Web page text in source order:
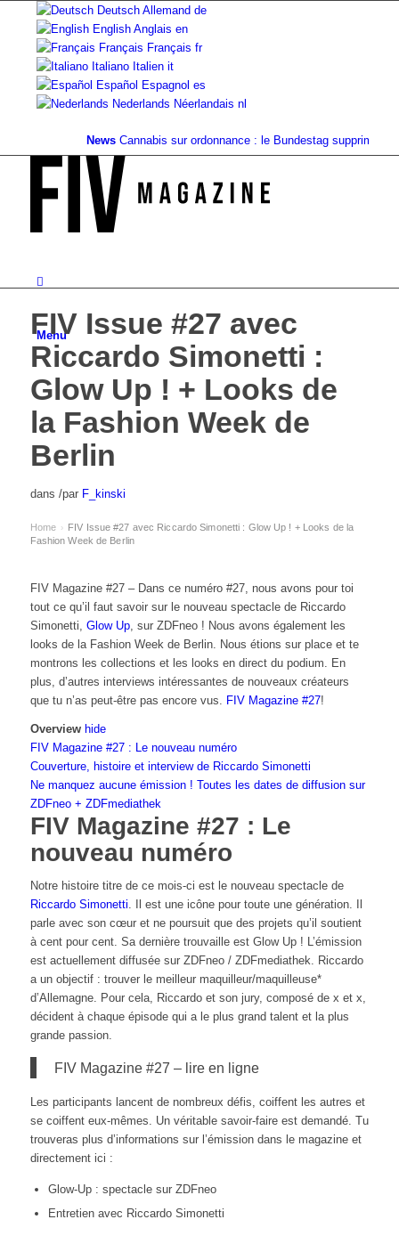
Deutsch Allemand de
English Anglais en
Français Français fr
Italiano Italien it
Español Espagnol es
Nederlands Néerlandais nl
News Cannabis sur ordonnance : le Bundestag supprime...
Menu
FIV Issue #27 avec
Riccardo Simonetti :
Glow Up ! + Looks de
la Fashion Week de
Berlin
dans /par F_kinski
Home › FIV Issue #27 avec Riccardo Simonetti : Glow Up ! + Looks de la
Fashion Week de Berlin
FIV Magazine #27 – Dans ce numéro #27, nous avons pour toi
tout ce qu’il faut savoir sur le nouveau spectacle de Riccardo
Simonetti, Glow Up, sur ZDFneo ! Nous avons également les
looks de la Fashion Week de Berlin. Nous étions sur place et te
montrons les collections et les looks en direct du podium. En
plus, d’autres interviews intéressantes de nouveaux créateurs
que tu n’as peut-être pas encore vus. FIV Magazine #27!
Overview hide
FIV Magazine #27 : Le nouveau numéro
Couverture, histoire et interview de Riccardo Simonetti
Ne manquez aucune émission ! Toutes les dates de diffusion sur
ZDFneo + ZDFmediathek
FIV Magazine #27 : Le
nouveau numéro
Notre histoire titre de ce mois-ci est le nouveau spectacle de
Riccardo Simonetti. Il est une icône pour toute une génération. Il
parle avec son cœur et ne poursuit que des projets qu’il soutient
à cent pour cent. Sa dernière trouvaille est Glow Up ! L’émission
est actuellement diffusée sur ZDFneo / ZDFmediathek. Riccardo
a un objectif : trouver le meilleur maquilleur/maquilleuse*
d’Allemagne. Pour cela, Riccardo et son jury, composé de x et x,
décident à chaque épisode qui a le plus grand talent et la plus
grande passion.
FIV Magazine #27 – lire en ligne
Les participants lancent de nombreux défis, coiffent les autres et
se coiffent eux-mêmes. Un véritable savoir-faire est demandé. Tu
trouveras plus d’informations sur l’émission dans le magazine et
directement ici :
Glow-Up : spectacle sur ZDFneo
Entretien avec Riccardo Simonetti